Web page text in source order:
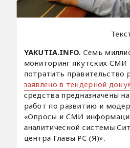
YAKUTIA.INFO. Семь
мониторинг якутских СМИ
потратить правительство
заявлено в тендерной
средства предназначены
работ по развитию и
«Опросы и СМИ
аналитической системы
центра Главы РС (Я)».